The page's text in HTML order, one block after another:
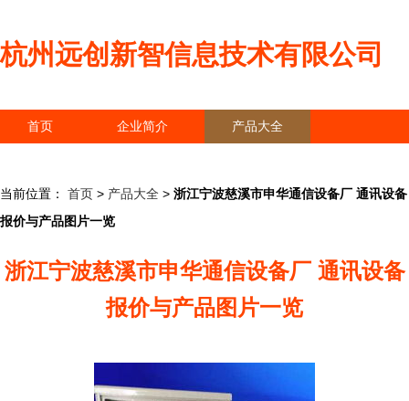
杭州远创新智信息技术有限公司
首页 企业简介 产品大全
当前位置： 首页 > 产品大全 > 浙江宁波慈溪市申华通信设备厂 通讯设备
报价与产品图片一览
浙江宁波慈溪市申华通信设备厂 通讯设备
报价与产品图片一览